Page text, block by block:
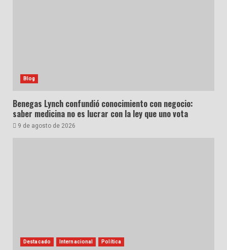
Blog
Benegas Lynch confundió conocimiento con negocio:
saber medicina no es lucrar con la ley que uno vota
9 de agosto de 2026
Destacado Internacional Política